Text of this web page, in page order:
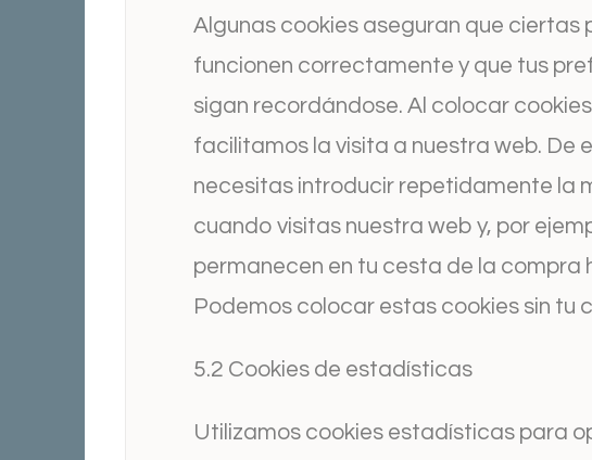
Algunas cookies aseguran que ciertas
funcionen correctamente y que tus
sigan recordándose. Al colocar
facilitamos la visita a nuestra web. De
necesitas introducir repetidamente la
cuando visitas nuestra web y, por
permanecen en tu cesta de la compra
Podemos colocar estas cookies sin tu
5.2 Cookies de estadísticas
Utilizamos cookies estadísticas para